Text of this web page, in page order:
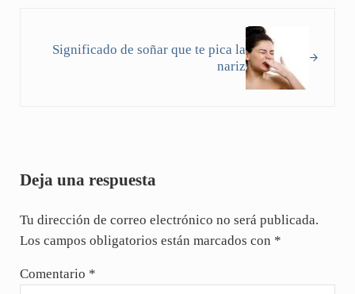
Significado de soñar que te pica la
nariz
Deja una respuesta
Tu dirección de correo electrónico no será publicada.
Los campos obligatorios están marcados con *
Comentario *